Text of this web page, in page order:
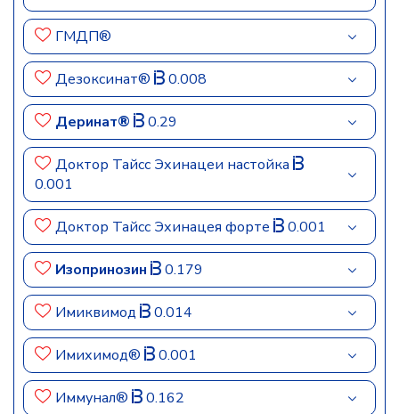
ГМДП®
Дезоксинат® 0.008
Деринат® 0.29
Доктор Тайсс Эхинацеи настойка
0.001
Доктор Тайсс Эхинацея форте 0.001
Изопринозин 0.179
Имиквимод 0.014
Имихимод® 0.001
Иммунал® 0.162